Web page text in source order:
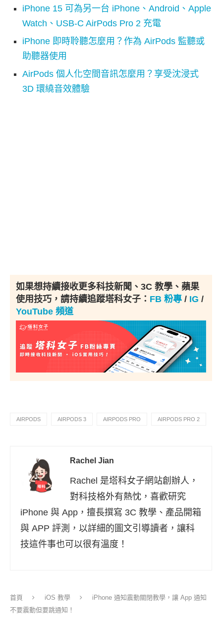
iPhone 15 可為另一台 iPhone、Android、Apple
Watch、USB-C AirPods Pro 2 充電
iPhone 即時聆聽怎麼用？作為 AirPods 監聽或
助聽器使用
AirPods 個人化空間音訊怎麼用？享受沈浸式
3D 環繞音效體驗
如果想持續接收更多科技新聞、3C 教學、蘋果
使用技巧，請持續追蹤塔科女子： FB 粉專 / IG /
YouTube 頻道
AIRPODS AIRPODS 3 AIRPODS PRO AIRPODS PRO 2
Rachel Jian
Rachel 是塔科女子網站創辦人，
對科技格外有熱忱，喜歡研究
iPhone 與 App，擅長撰寫 3C 教學、產品開箱
與 APP 評測，以詳細的圖文引導讀者，讓科
技這件事也可以很有溫度！
首頁 iOS 教學
iPhone 通知震動關閉教學，讓 App 通知
不要震動但要跳通知！